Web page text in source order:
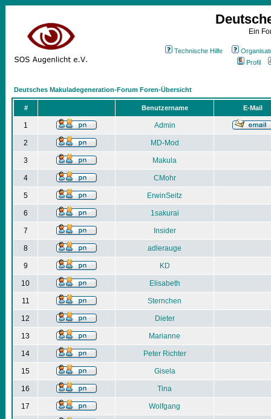
Ein
Technische Hilfe
Profil
Deutsches Makuladegeneration-Forum Foren-Übersicht
# Benutzername E-Mail
1 Admin
2 MD-Mod
3 Makula
4 CMohr
5 ErwinSeitz
6 1sakurai
7 Insider
8 adlerauge
9 KD
10 Elisabeth
11 Sternchen
12 Dieter
13 Marianne
14 Peter Richter
15 Gisela
16 Tina
17 Wolfgang